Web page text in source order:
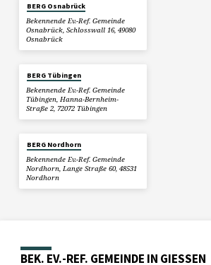
BERG Osnabrück
Bekennende Ev.-Ref. Gemeinde
Osnabrück, Schlosswall 16, 49080
Osnabrück
BERG Tübingen
Bekennende Ev.-Ref. Gemeinde
Tübingen, Hanna-Bernheim-
Straße 2, 72072 Tübingen
BERG Nordhorn
Bekennende Ev.-Ref. Gemeinde
Nordhorn, Lange Straße 60, 48531
Nordhorn
BEK. EV.-REF. GEMEINDE IN GIESSEN